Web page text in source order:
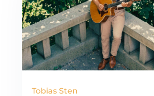
Tobias Sten